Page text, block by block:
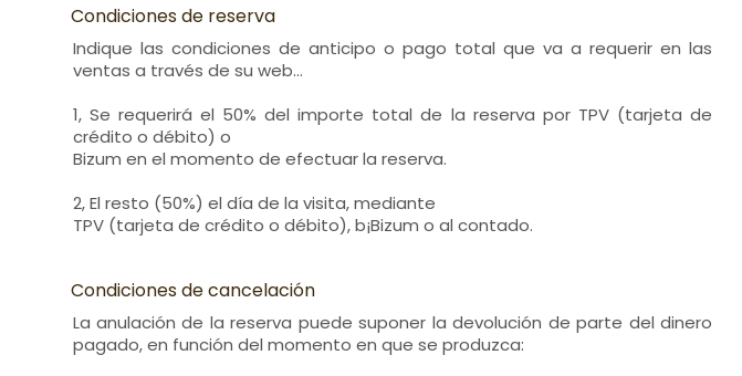
Condiciones de reserva
Indique las condiciones de anticipo o pago total que va a requerir en las
ventas a través de su web…
1, Se requerirá el 50% del importe total de la reserva por TPV (tarjeta de
crédito o débito) o
Bizum en el momento de efectuar la reserva.
2, El resto (50%) el día de la visita, mediante
TPV (tarjeta de crédito o débito), b¡Bizum o al contado.
Condiciones de cancelación
La anulación de la reserva puede suponer la devolución de parte del dinero
pagado, en función del momento en que se produzca: